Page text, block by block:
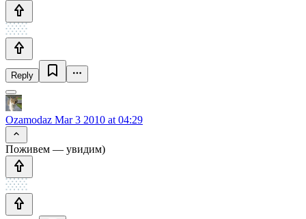
Reply
Ozamodaz Mar 3 2010 at 04:29
Поживем — увидим)